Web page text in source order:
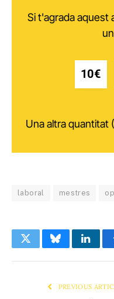
Si t'agrada aquest
10€
Una altra quantitat
laboral mestres
TwitterBluesky
PREVIOUS